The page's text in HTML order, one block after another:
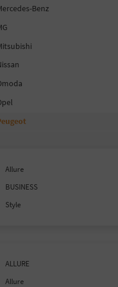
Benz
Allure
BUSINESS
Style
ALLURE
Allure